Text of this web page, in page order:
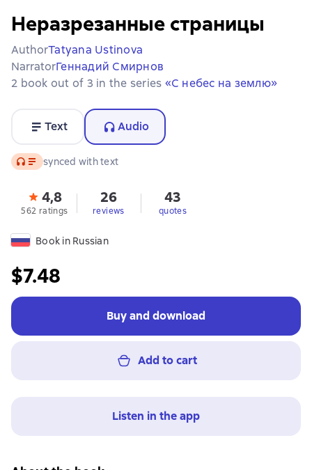
Неразрезанные страницы
AuthorTatyana Ustinova
NarratorГеннадий Смирнов
2 book out of 3 in the series «С небес на землю»
Text Audio
Audio synced with text
4,8
562 ratings
26
reviews
43
quotes
Book in Russian
$7.48
Buy and download
Add to cart
Listen in the app